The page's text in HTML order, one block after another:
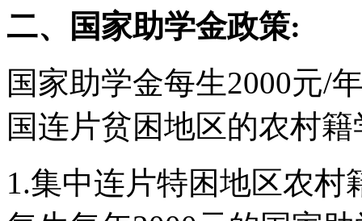
二、国家助学金政策:
国家助学金每生2000元/
国连片贫困地区的农村
1.集中连片特困地区农